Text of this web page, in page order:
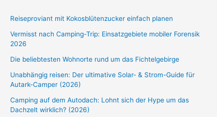
Reiseproviant mit Kokosblütenzucker einfach planen
Vermisst nach Camping-Trip: Einsatzgebiete mobiler Forensik
2026
Die beliebtesten Wohnorte rund um das Fichtelgebirge
Unabhängig reisen: Der ultimative Solar- & Strom-Guide für
Autark-Camper (2026)
Camping auf dem Autodach: Lohnt sich der Hype um das
Dachzelt wirklich? (2026)